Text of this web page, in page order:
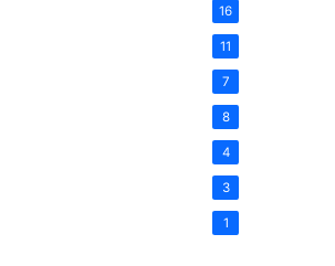
16
11
7
8
4
3
1